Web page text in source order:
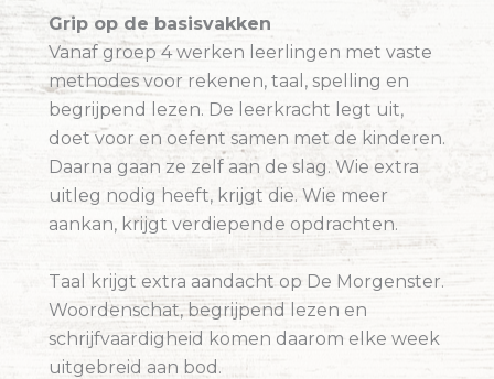
Grip op de basisvakken
Vanaf groep 4 werken leerlingen met vaste
methodes voor rekenen, taal, spelling en
begrijpend lezen. De leerkracht legt uit,
doet voor en oefent samen met de kinderen.
Daarna gaan ze zelf aan de slag. Wie extra
uitleg nodig heeft, krijgt die. Wie meer
aankan, krijgt verdiepende opdrachten.
Taal krijgt extra aandacht op De Morgenster.
Woordenschat, begrijpend lezen en
schrijfvaardigheid komen daarom elke week
uitgebreid aan bod.